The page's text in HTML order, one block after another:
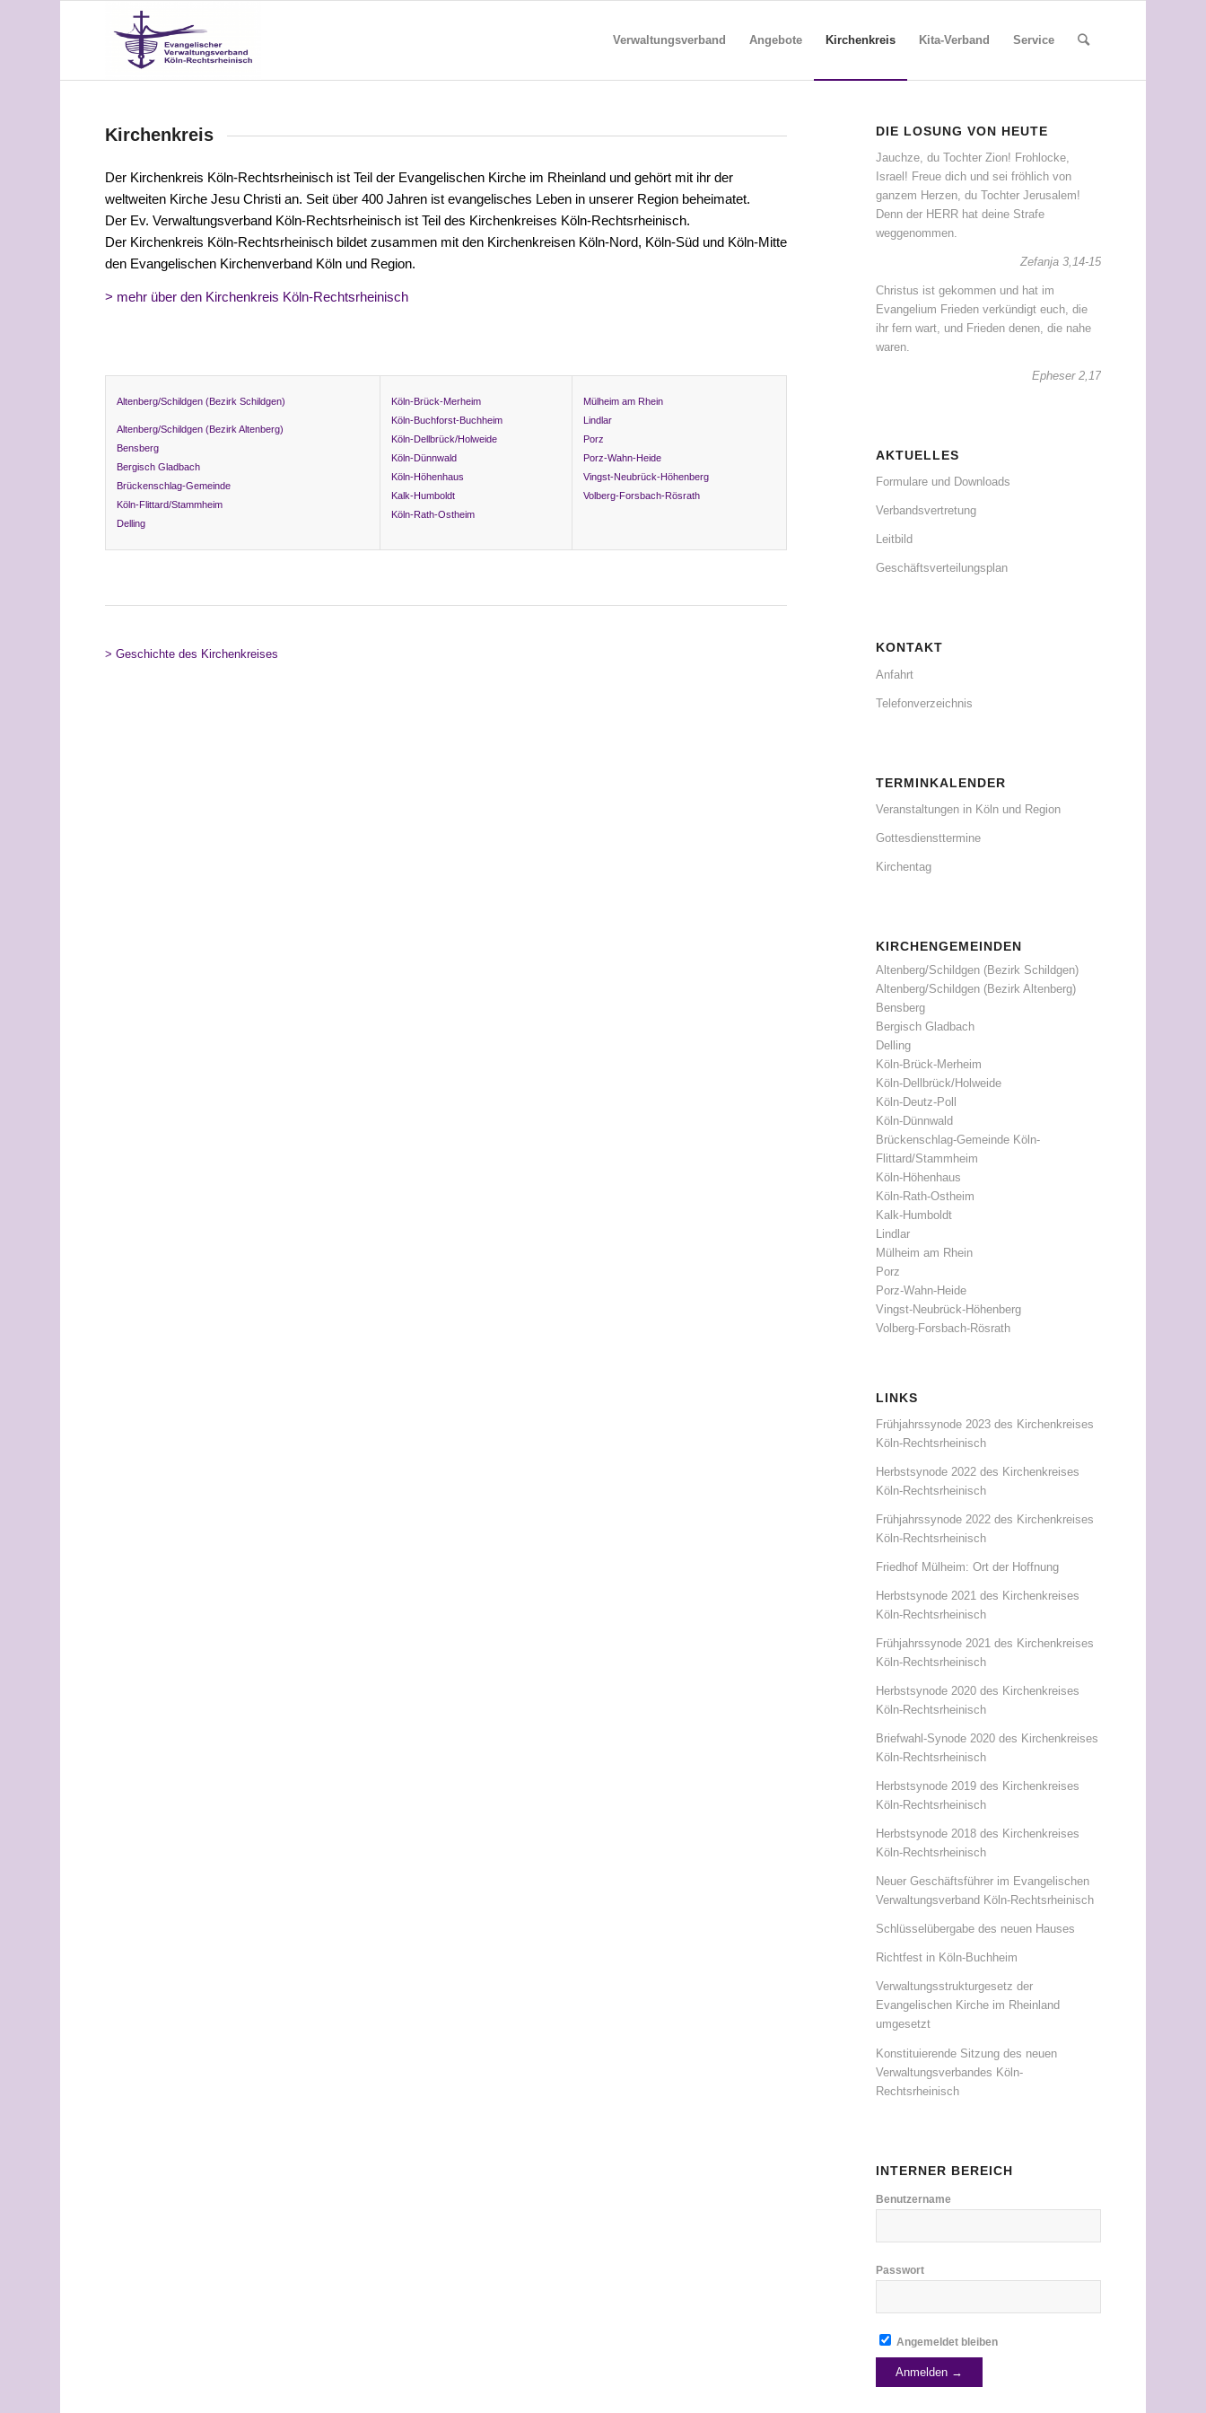
Verwaltungsverband Angebote Kirchenkreis Kita-Verband Service
Kirchenkreis
Der Kirchenkreis Köln-Rechtsrheinisch ist Teil der Evangelischen Kirche im Rheinland und gehört mit ihr der
weltweiten Kirche Jesu Christi an. Seit über 400 Jahren ist evangelisches Leben in unserer Region beheimatet.
Der Ev. Verwaltungsverband Köln-Rechtsrheinisch ist Teil des Kirchenkreises Köln-Rechtsrheinisch.
Der Kirchenkreis Köln-Rechtsrheinisch bildet zusammen mit den Kirchenkreisen Köln-Nord, Köln-Süd und Köln-Mitte
den Evangelischen Kirchenverband Köln und Region.
> mehr über den Kirchenkreis Köln-Rechtsrheinisch
Altenberg/Schildgen (Bezirk Schildgen)
Altenberg/Schildgen (Bezirk Altenberg)
Bensberg
Bergisch Gladbach
Brückenschlag-Gemeinde
Köln-Flittard/Stammheim
Delling
Köln-Brück-Merheim
Köln-Buchforst-Buchheim
Köln-Dellbrück/Holweide
Köln-Dünnwald
Köln-Höhenhaus
Kalk-Humboldt
Köln-Rath-Ostheim
Mülheim am Rhein
Lindlar
Porz
Porz-Wahn-Heide
Vingst-Neubrück-Höhenberg
Volberg-Forsbach-Rösrath
> Geschichte des Kirchenkreises
DIE LOSUNG VON HEUTE
Jauchze, du Tochter Zion! Frohlocke,
Israel! Freue dich und sei fröhlich von
ganzem Herzen, du Tochter Jerusalem!
Denn der HERR hat deine Strafe
weggenommen.
Zefanja 3,14-15
Christus ist gekommen und hat im
Evangelium Frieden verkündigt euch, die
ihr fern wart, und Frieden denen, die nahe
waren.
Epheser 2,17
AKTUELLES
Formulare und Downloads
Verbandsvertretung
Leitbild
Geschäftsverteilungsplan
KONTAKT
Anfahrt
Telefonverzeichnis
TERMINKALENDER
Veranstaltungen in Köln und Region
Gottesdiensttermine
Kirchentag
KIRCHENGEMEINDEN
Altenberg/Schildgen (Bezirk Schildgen)
Altenberg/Schildgen (Bezirk Altenberg)
Bensberg
Bergisch Gladbach
Delling
Köln-Brück-Merheim
Köln-Dellbrück/Holweide
Köln-Deutz-Poll
Köln-Dünnwald
Brückenschlag-Gemeinde Köln-
Flittard/Stammheim
Köln-Höhenhaus
Köln-Rath-Ostheim
Kalk-Humboldt
Lindlar
Mülheim am Rhein
Porz
Porz-Wahn-Heide
Vingst-Neubrück-Höhenberg
Volberg-Forsbach-Rösrath
LINKS
Frühjahrssynode 2023 des Kirchenkreises
Köln-Rechtsrheinisch
Herbstsynode 2022 des Kirchenkreises
Köln-Rechtsrheinisch
Frühjahrssynode 2022 des Kirchenkreises
Köln-Rechtsrheinisch
Friedhof Mülheim: Ort der Hoffnung
Herbstsynode 2021 des Kirchenkreises
Köln-Rechtsrheinisch
Frühjahrssynode 2021 des Kirchenkreises
Köln-Rechtsrheinisch
Herbstsynode 2020 des Kirchenkreises
Köln-Rechtsrheinisch
Briefwahl-Synode 2020 des Kirchenkreises
Köln-Rechtsrheinisch
Herbstsynode 2019 des Kirchenkreises
Köln-Rechtsrheinisch
Herbstsynode 2018 des Kirchenkreises
Köln-Rechtsrheinisch
Neuer Geschäftsführer im Evangelischen
Verwaltungsverband Köln-Rechtsrheinisch
Schlüsselübergabe des neuen Hauses
Richtfest in Köln-Buchheim
Verwaltungsstrukturgesetz der
Evangelischen Kirche im Rheinland
umgesetzt
Konstituierende Sitzung des neuen
Verwaltungsverbandes Köln-
Rechtsrheinisch
INTERNER BEREICH
Benutzername
Passwort
Angemeldet bleiben